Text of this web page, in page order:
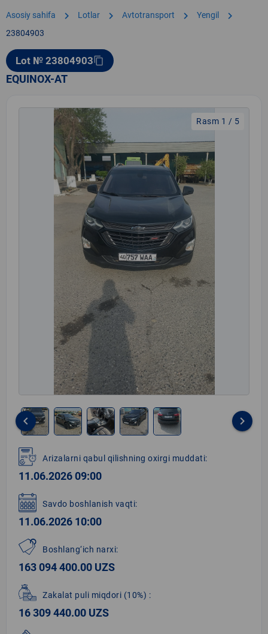
Asosiy sahifa chevron_right Lotlar chevron_right Avtotransport chevron_right Yengil chevron_right
23804903
Lot № 23804903content_copy
EQUINOX-AT
Rasm 1 / 5
1
of
5
keyboard_arrow_left keyboard_arrow_right
Arizalarni qabul qilishning oxirgi muddati:
11.06.2026 09:00
Savdo boshlanish vaqti:
11.06.2026 10:00
Boshlang‘ich narxi:
163 094 400.00 UZS
Zakalat puli miqdori (10%) :
16 309 440.00 UZS